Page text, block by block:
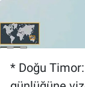
* Doğu